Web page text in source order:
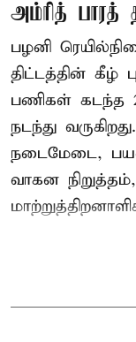
அம்ரித்
பழனி
திட்டத்தின் கீழ்
பணிகள் கடந்த
நடந்து
நடைமேடை,
வாகன